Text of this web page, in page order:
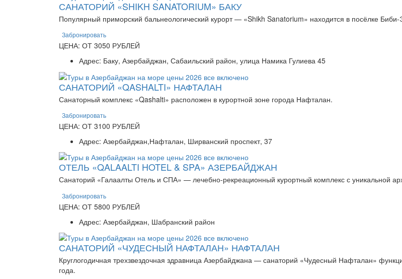
САНАТОРИЙ «SHIKH SANATORIUM» БАКУ
Популярный приморский бальнеологический курорт — «Shikh Sanatorium» находится в посёлке Биби-
Забронировать
ЦЕНА: ОТ 3050 РУБЛЕЙ
Адрес: Баку, Азербайджан, Сабаильский район, улица Намика Гулиева 45
САНАТОРИЙ «QASHALTI» НАФТАЛАН
Санаторный комплекс «Qashalti» расположен в курортной зоне города Нафталан.
Забронировать
ЦЕНА: ОТ 3100 РУБЛЕЙ
Адрес: Азербайджан,Нафталан, Ширванский проспект, 37
ОТЕЛЬ «QALAALTI HOTEL & SPA» АЗЕРБАЙДЖАН
Санаторий «Галаалты Отель и СПА» — лечебно-рекреационный курортный комплекс с уникальной
Забронировать
ЦЕНА: ОТ 5800 РУБЛЕЙ
Адрес: Азербайджан, Шабранский район
САНАТОРИЙ «ЧУДЕСНЫЙ НАФТАЛАН» НАФТАЛАН
Круглогодичная трехзвездочная здравница Азербайджана — санаторий «Чудесный Нафталан»
года.